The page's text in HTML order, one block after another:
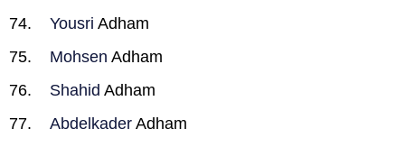
Yousri Adham
Mohsen Adham
Shahid Adham
Abdelkader Adham